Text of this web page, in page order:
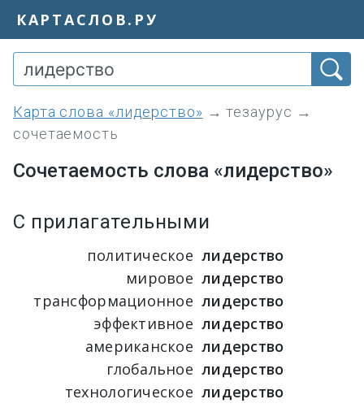
КАРТАСЛОВ.РУ
Карта слова «лидерство» →тезаурус →
сочетаемость
Сочетаемость слова «лидерство»
С прилагательными
политическое лидерство
мировое лидерство
трансформационное лидерство
эффективное лидерство
американское лидерство
глобальное лидерство
технологическое лидерство